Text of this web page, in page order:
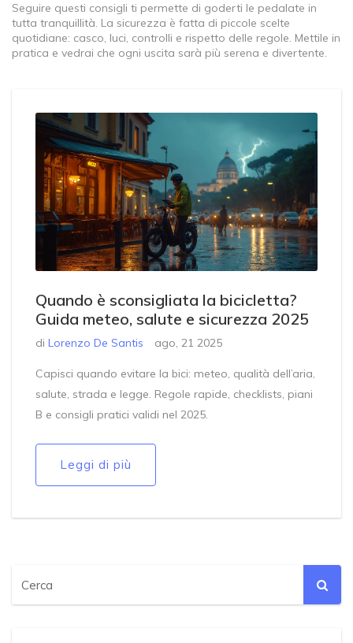
Seguire questi consigli ti permette di goderti le pedalate in
tutta tranquillità. La sicurezza è fatta di piccole scelte
quotidiane: casco, luci, controlli e rispetto delle regole. Mettile in
pratica e vedrai che ogni uscita sarà più serena e divertente.
Quando è sconsigliata la bicicletta?
Guida meteo, salute e sicurezza 2025
di Lorenzo De Santis ago, 21 2025
Capisci quando evitare la bici: meteo, qualità dell’aria,
salute, strada e legge. Regole rapide, checklists, piani
B e consigli pratici validi nel 2025.
Leggi di più